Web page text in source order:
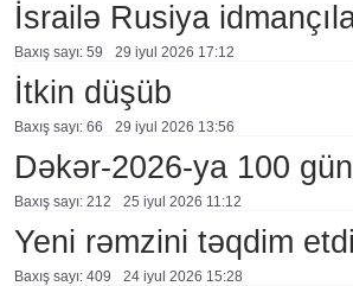
İsrailə Rusiya
Baxış sayı: 59 29 i̇yul 2026 17:12
İtkin düşüb
Baxış sayı: 66 29 i̇yul 2026 13:56
Dəkər-2026-ya 100
Baxış sayı: 212 25 i̇yul 2026 11:12
Yeni rəmzini təqdim
Baxış sayı: 409 24 i̇yul 2026 15:28